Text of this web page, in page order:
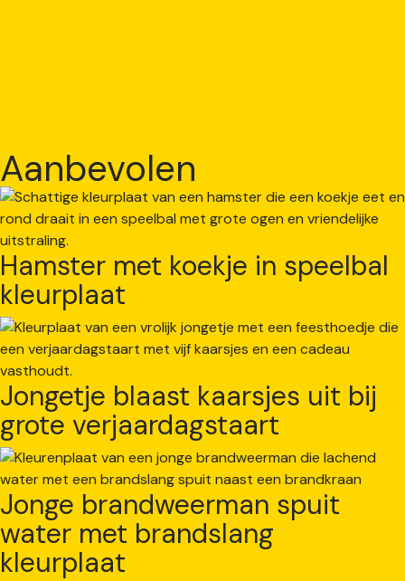
Aanbevolen
Hamster met koekje in speelbal
kleurplaat
Jongetje blaast kaarsjes uit bij
grote verjaardagstaart
Jonge brandweerman spuit
water met brandslang
kleurplaat